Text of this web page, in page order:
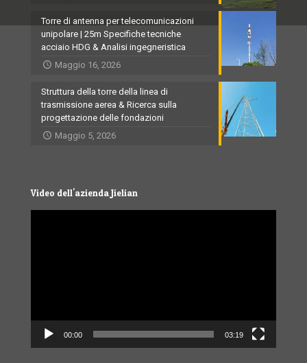
Torre di antenna per telecomunicazioni
unipolare | 25m Specifiche tecniche
acciaio HDG & Analisi ingegneristica
Maggio 16, 2026
Struttura della torre della linea di
trasmissione aerea & Ricerca sulla
progettazione delle fondazioni
Maggio 5, 2026
Video dell'azienda Jielian
00:00 03:19